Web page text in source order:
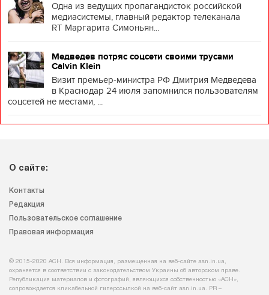
Одна из ведущих пропагандисток российской
медиасистемы, главный редактор телеканала
RT Маргарита Симоньян...
Медведев потряс соцсети своими трусами
Calvin Klein
Визит премьер-министра РФ Дмитрия Медведева
в Краснодар 24 июля запомнился пользователям
соцсетей не местами, ...
О сайте:
Контакты
Редакция
Пользовательское соглашение
Правовая информация
© 2015-2020 АСН. Вся информация, размещенная на веб-сайте asn.in.ua,
охраняется в соответствии с законодательством Украины об авторском праве.
Републикация материалов и фотографий, являющихся собственностью «АСН»,
сопровождается кликабельной гиперссылкой на веб-сайт asn.іn.ua. PR –